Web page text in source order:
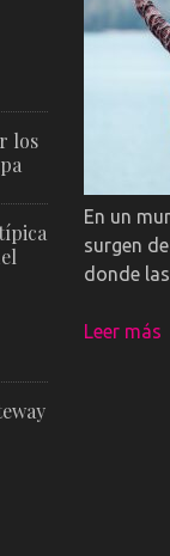
los
En un
surgen
donde
Leer más